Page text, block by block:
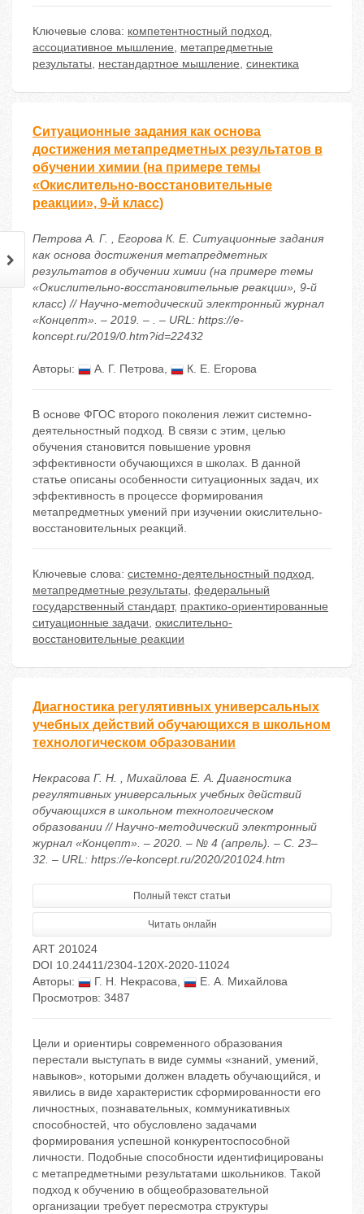
Ключевые слова: компетентностный подход,
ассоциативное мышление, метапредметные
результаты, нестандартное мышление, синектика
Ситуационные задания как основа
достижения метапредметных результатов в
обучении химии (на примере темы
«Окислительно-восстановительные
реакции», 9-й класс)
Петрова А. Г. , Егорова К. Е. Ситуационные задания
как основа достижения метапредметных
результатов в обучении химии (на примере темы
«Окислительно-восстановительные реакции», 9-й
класс) // Научно-методический электронный журнал
«Концепт». – 2019. – . – URL: https://e-
koncept.ru/2019/0.htm?id=22432
Авторы: А. Г. Петрова, К. Е. Егорова
В основе ФГОС второго поколения лежит системно-
деятельностный подход. В связи с этим, целью
обучения становится повышение уровня
эффективности обучающихся в школах. В данной
статье описаны особенности ситуационных задач, их
эффективность в процессе формирования
метапредметных умений при изучении окислительно-
восстановительных реакций.
Ключевые слова: системно-деятельностный подход,
метапредметные результаты, федеральный
государственный стандарт, практико-ориентированные
ситуационные задачи, окислительно-
восстановительные реакции
Диагностика регулятивных универсальных
учебных действий обучающихся в школьном
технологическом образовании
Некрасова Г. Н. , Михайлова Е. А. Диагностика
регулятивных универсальных учебных действий
обучающихся в школьном технологическом
образовании // Научно-методический электронный
журнал «Концепт». – 2020. – № 4 (апрель). – С. 23–
32. – URL: https://e-koncept.ru/2020/201024.htm
Полный текст статьи
Читать онлайн
ART 201024
DOI 10.24411/2304-120X-2020-11024
Авторы:
Г. Н. Некрасова,
Е. А. Михайлова
Просмотров: 3487
Цели и ориентиры современного образования
перестали выступать в виде суммы «знаний, умений,
навыков», которыми должен владеть обучающийся, и
явились в виде характеристик сформированности его
личностных, познавательных, коммуникативных
способностей, что обусловлено задачами
формирования успешной конкурентоспособной
личности. Подобные способности идентифицированы
с метапредметными результатами школьников. Такой
подход к обучению в общеобразовательной
организации требует пересмотра структуры